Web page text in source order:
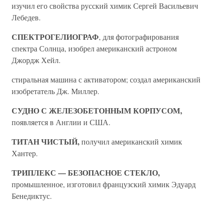
изучил его свойства русский химик Сергей Васильевич
Лебедев.
СПЕКТРОГЕЛИОГРАФ, для фотографирования
спектра Солнца, изобрел американский астроном
Джордж Хейл.
стиральная машина с активатором; создал американский
изобретатель Дж. Миллер.
СУДНО С ЖЕЛЕЗОБЕТОННЫМ КОРПУСОМ,
появляется в Англии и США.
ТИТАН ЧИСТЫЙ,получил американский химик
Хантер.
ТРИПЛЕКС — БЕЗОПАСНОЕ СТЕКЛО,
промышленное, изготовил французский химик Эдуард
Бенедиктус.